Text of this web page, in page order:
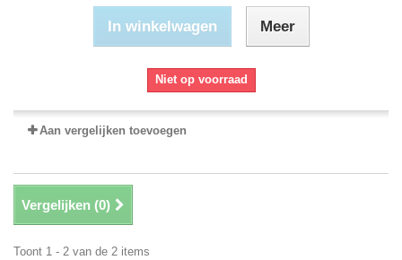
In winkelwagen Meer
Niet op voorraad
Aan vergelijken toevoegen
Vergelijken (0)
Toont 1 - 2 van de 2 items